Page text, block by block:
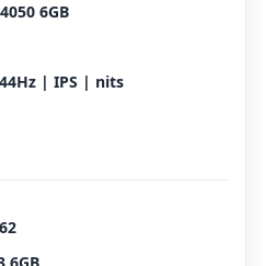
6GB
| IPS | nits